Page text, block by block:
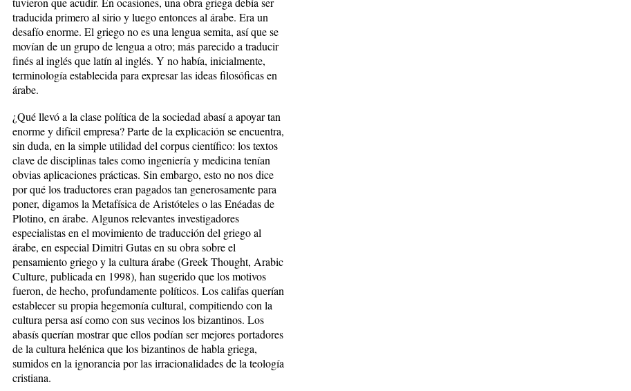
traducida primero al sirio y luego entonces al árabe. Era un
desafío enorme. El griego no es una lengua semita, así que se
movían de un grupo de lengua a otro; más parecido a traducir
finés al inglés que latín al inglés. Y no había, inicialmente,
terminología establecida para expresar las ideas filosóficas en
árabe.
¿Qué llevó a la clase política de la sociedad abasí a apoyar tan
enorme y difícil empresa? Parte de la explicación se encuentra,
sin duda, en la simple utilidad del corpus científico: los textos
clave de disciplinas tales como ingeniería y medicina tenían
obvias aplicaciones prácticas. Sin embargo, esto no nos dice
por qué los traductores eran pagados tan generosamente para
poner, digamos la Metafísica de Aristóteles o las Enéadas de
Plotino, en árabe. Algunos relevantes investigadores
especialistas en el movimiento de traducción del griego al
árabe, en especial Dimitri Gutas en su obra sobre el
pensamiento griego y la cultura árabe (Greek Thought, Arabic
Culture, publicada en 1998), han sugerido que los motivos
fueron, de hecho, profundamente políticos. Los califas querían
establecer su propia hegemonía cultural, compitiendo con la
cultura persa así como con sus vecinos los bizantinos. Los
abasís querían mostrar que ellos podían ser mejores portadores
de la cultura helénica que los bizantinos de habla griega,
sumidos en la ignorancia por las irracionalidades de la teología
cristiana.